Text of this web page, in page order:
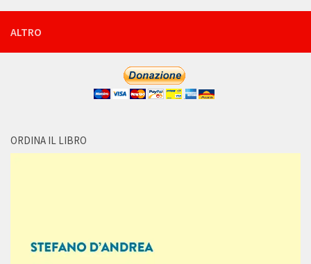
ALTRO
ORDINA IL LIBRO